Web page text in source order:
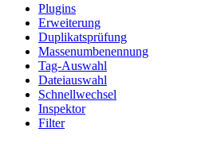
Plugins
Erweiterung
Duplikatsprüfung
Massenumbenennung
Tag-Auswahl
Dateiauswahl
Schnellwechsel
Inspektor
Filter